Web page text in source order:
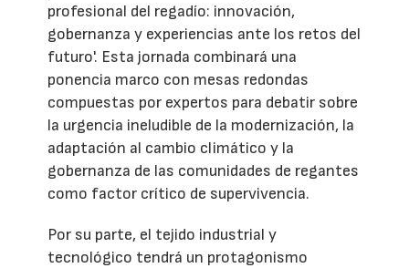
profesional del regadío: innovación,
gobernanza y experiencias ante los retos del
futuro'. Esta jornada combinará una
ponencia marco con mesas redondas
compuestas por expertos para debatir sobre
la urgencia ineludible de la modernización, la
adaptación al cambio climático y la
gobernanza de las comunidades de regantes
como factor crítico de supervivencia.
Por su parte, el tejido industrial y
tecnológico tendrá un protagonismo